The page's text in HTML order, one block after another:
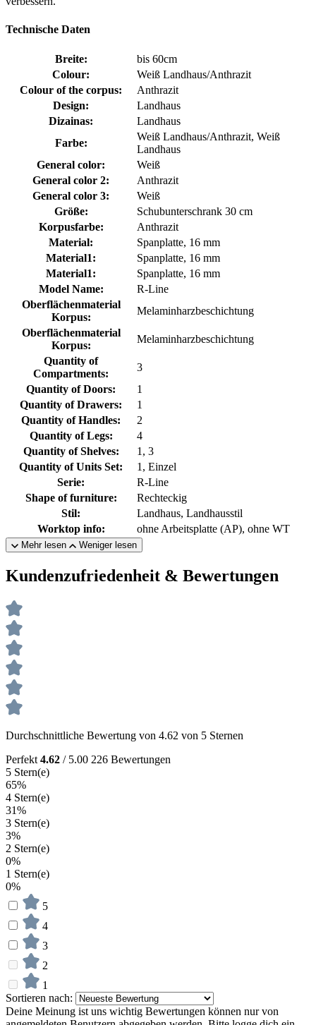
Technische Daten
Breite:
bis 60cm
Colour:
Weiß Landhaus/Anthrazit
Colour of the corpus:
Anthrazit
Design:
Landhaus
Dizainas:
Landhaus
Farbe:
Weiß Landhaus/Anthrazit, Weiß
Landhaus
General color:
Weiß
General color 2:
Anthrazit
General color 3:
Weiß
Größe:
Schubunterschrank 30 cm
Korpusfarbe:
Anthrazit
Material:
Spanplatte, 16 mm
Material1:
Spanplatte, 16 mm
Material1:
Spanplatte, 16 mm
Model Name:
R-Line
Oberflächenmaterial
Korpus:
Melaminharzbeschichtung
Oberflächenmaterial
Korpus:
Melaminharzbeschichtung
Quantity of
Compartments:
3
Quantity of Doors:
1
Quantity of Drawers:
1
Quantity of Handles:
2
Quantity of Legs:
4
Quantity of Shelves:
1, 3
Quantity of Units Set:
1, Einzel
Serie:
R-Line
Shape of furniture:
Rechteckig
Stil:
Landhaus, Landhausstil
Worktop info:
ohne Arbeitsplatte (AP), ohne WT
Mehr lesen Weniger lesen
Kundenzufriedenheit & Bewertungen
Durchschnittliche Bewertung von 4.62 von 5 Sternen
Perfekt 4.62 / 5.00 226 Bewertungen
5 Stern(e)
65%
4 Stern(e)
31%
3 Stern(e)
3%
2 Stern(e)
0%
1 Stern(e)
0%
5
4
3
2
1
Sortieren nach:
Deine Meinung ist uns wichtig Bewertungen können nur von